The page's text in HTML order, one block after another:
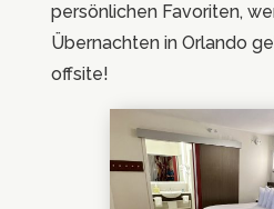
persönlichen Favoriten,
Übernachten in Orlando
offsite!